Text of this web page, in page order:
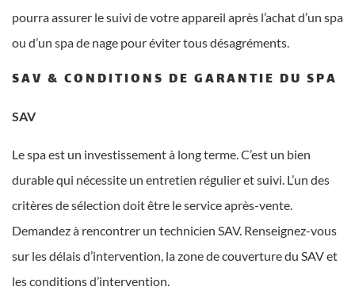
pourra assurer le suivi de votre appareil après l’achat d’un spa
ou d’un spa de nage pour éviter tous désagréments.
SAV & CONDITIONS DE GARANTIE DU SPA
SAV
Le spa est un investissement à long terme. C’est un bien
durable qui nécessite un entretien régulier et suivi. L’un des
critères de sélection doit être le service après-vente.
Demandez à rencontrer un technicien SAV. Renseignez-vous
sur les délais d’intervention, la zone de couverture du SAV et
les conditions d’intervention.